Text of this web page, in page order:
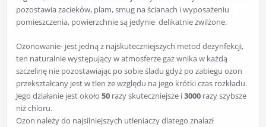
pozostawia zacieków, plam, smug na ścianach i wyposażeniu
pomieszczenia, powierzchnie są jedynie delikatnie zwilżone.
Ozonowanie- jest jedną z najskuteczniejszych metod dezynfekcji,
ten naturalnie występujący w atmosferze gaz wnika w każdą
szczelinę nie pozostawiając po sobie śladu gdyż po zabiegu ozon
przekształcany jest w tlen ze względu na jego krótki czas rozkładu.
Jego działanie jest około 50razy skuteczniejsze i3000razy szybsze
niż chloru.
Ozon należy do najsilniejszych utleniaczy dlatego znalazł